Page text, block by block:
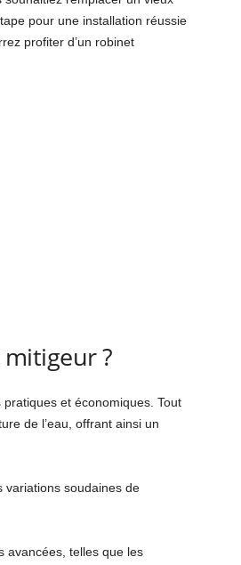
pour une installation réussie
profiter d’un robinet
?
et économiques. Tout
de l’eau, offrant ainsi un
variations soudaines de
avancées, telles que les